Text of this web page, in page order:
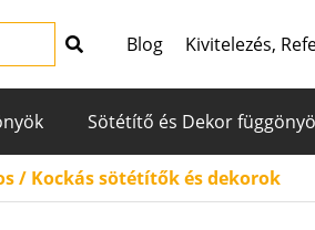
Blog Kivitelezés,
Sötétítő és Dekor
/ Kockás sötétítők és dekorok